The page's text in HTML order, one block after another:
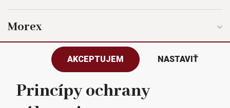
Morex
Sledujte nás
AKCEPTUJEM NASTAVIŤ
Princípy ochrany